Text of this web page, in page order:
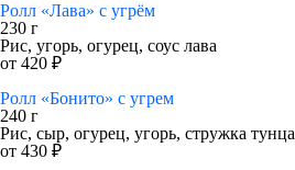
Ролл «Лава» с угрём
230 г
Рис, угорь, огурец, соус лава
от 420 ₽
Ролл «Бонито» с угрем
240 г
Рис, сыр, огурец, угорь, стружка тунца
от 430 ₽